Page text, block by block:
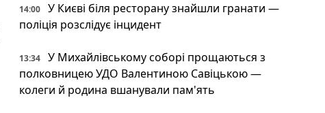
14:00
У Києві біля ресторану знайшли гранати —
поліція розслідує інцидент
13:34
У Михайлівському соборі прощаються з
полковницею УДО Валентиною Савіцькою —
колеги й родина вшанували пам'ять